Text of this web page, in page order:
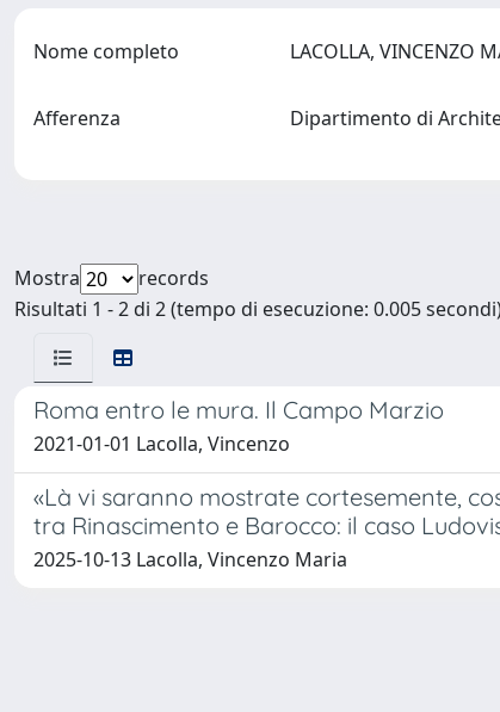
Nome completo LACOLLA, VINCENZO
Afferenza Dipartimento di
Mostra
records
Risultati 1 - 2 di 2 (tempo di esecuzione: 0.005
Roma entro le mura. Il Campo Marzio
2021-01-01 Lacolla, Vincenzo
«Là vi saranno mostrate cortesemente,
tra Rinascimento e Barocco: il caso
2025-10-13 Lacolla, Vincenzo Maria